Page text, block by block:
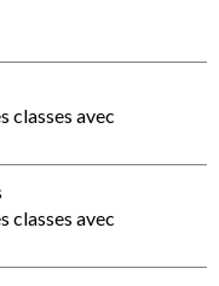
classes avec
classes avec